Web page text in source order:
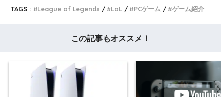
TAGS :
League of Legends LoL PCゲーム ゲーム紹介
この記事もオススメ！